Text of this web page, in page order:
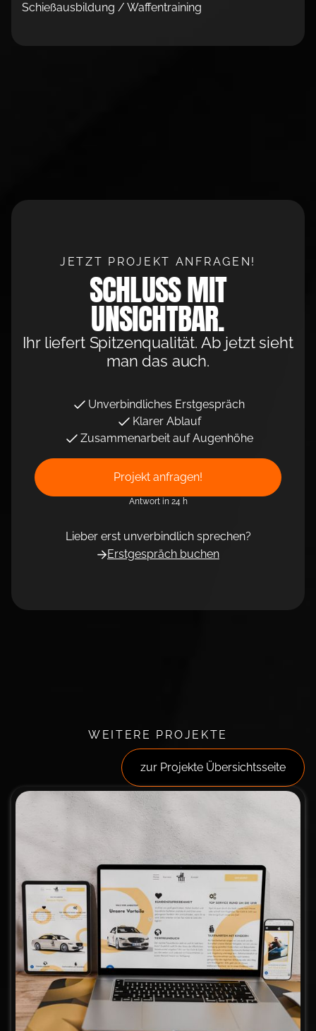
Schießausbildung / Waffentraining
JETZT PROJEKT ANFRAGEN!
SCHLUSS MIT
UNSICHTBAR.
Ihr liefert Spitzenqualität. Ab jetzt sieht
man das auch.
Unverbindliches Erstgespräch
Klarer Ablauf
Zusammenarbeit auf Augenhöhe
Projekt anfragen!
Antwort in 24 h
Lieber erst unverbindlich sprechen?
Erstgespräch buchen
WEITERE PROJEKTE
zur Projekte Übersichtsseite